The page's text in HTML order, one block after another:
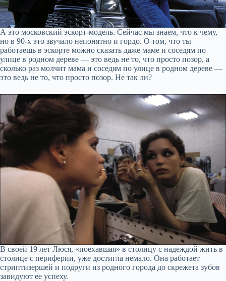
А это московский эскорт-модель. Сейчас мы знаем, что к чему,
но в 90-х это звучало непонятно и гордо. О том, что ты
работаешь в эскорте можно сказать даже маме и соседям по
улице в родном дереве — это ведь не то, что просто позор, а
сколько раз молчит мама и соседям по улице в родном дереве —
это ведь не то, что просто позор. Не так ли?
В своей 19 лет Люся, «поехавшая» в столицу с надеждой жить в
столице с периферии, уже достигла немало. Она работает
стриптизершей и подруги из родного города до скрежета зубов
завидуют ее успеху.